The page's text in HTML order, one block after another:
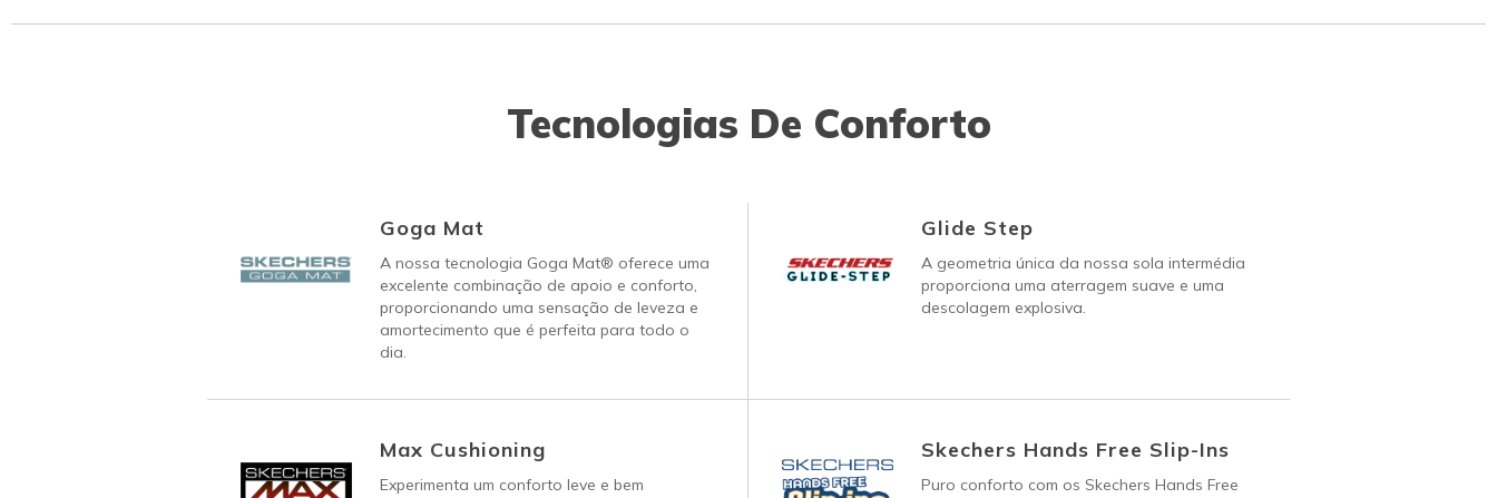
Tecnologias De Conforto
Goga Mat
A nossa tecnologia Goga Mat® oferece uma
excelente combinação de apoio e conforto,
proporcionando uma sensação de leveza e
amortecimento que é perfeita para todo o
dia.
Glide Step
A geometria única da nossa sola intermédia
proporciona uma aterragem suave e uma
descolagem explosiva.
Max Cushioning
Experimenta um conforto leve e bem
Skechers Hands Free Slip-Ins
Puro conforto com os Skechers Hands Free